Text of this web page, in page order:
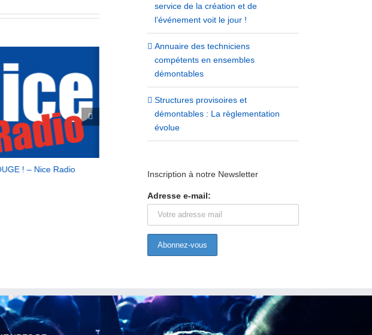
! – Nice Radio ALERTE ROUGE ! – Europe 1
service de la création et de
l’événement voit le jour !
Annuaire des techniciens
compétents en ensembles
démontables
Structures provisoires et
démontables : La règlementation
évolue
Inscription à notre Newsletter
Adresse e-mail: